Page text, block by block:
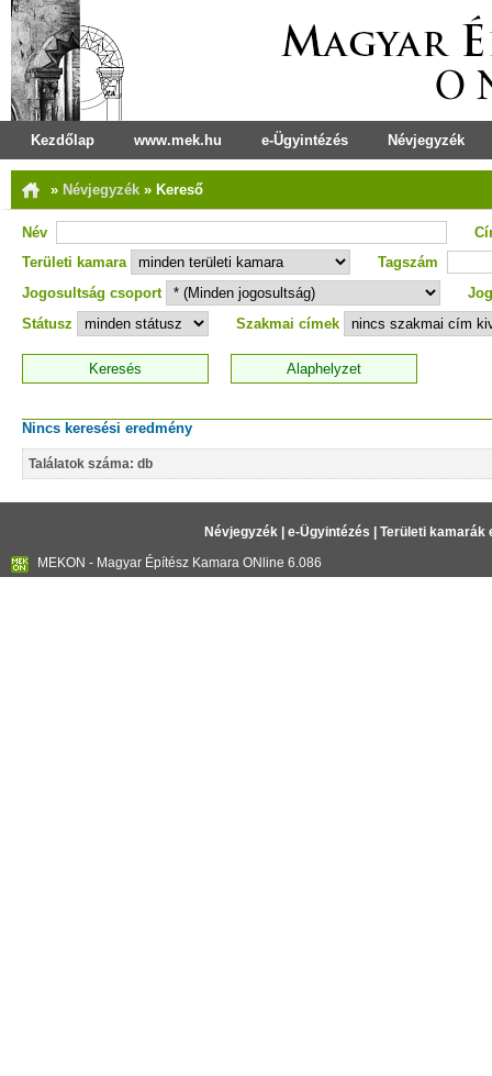
Kezdőlap www.mek.hu e-Ügyintézés Névjegyzék
» Névjegyzék » Kereső
Név
Területi kamara
Tagszám
Jogosultság csoport
Státusz
Szakmai címek
Nincs keresési eredmény
Találatok száma: db
Névjegyzék| e-Ügyintézés
Területi kamarák
MEKON - Magyar Építész Kamara ONline 6.086